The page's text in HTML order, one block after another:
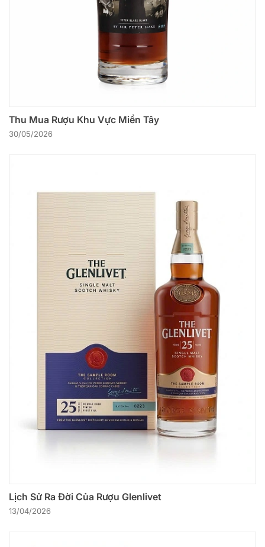
Thu Mua Rượu Khu Vực Miền Tây
30/05/2026
Lịch Sử Ra Đời Của Rượu Glenlivet
13/04/2026